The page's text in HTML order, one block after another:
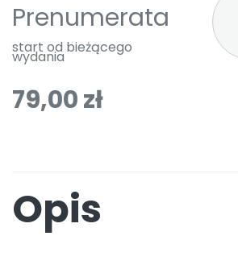
Prenumerata
start od bieżącego
wydania
79,00 zł
Opis